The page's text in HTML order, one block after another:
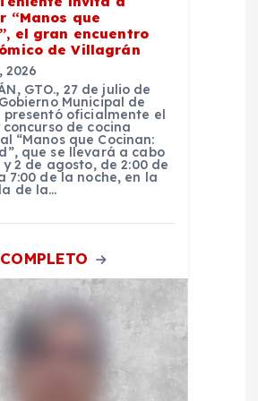
“Manos que
el gran encuentro
de Villagrán
2026
GTO., 27 de julio de
Municipal de
oficialmente el
de cocina
“Manos que Cocinan:
que se llevará a cabo
y 2 de agosto, de 2:00 de
7:00 de la noche, en la
de la…